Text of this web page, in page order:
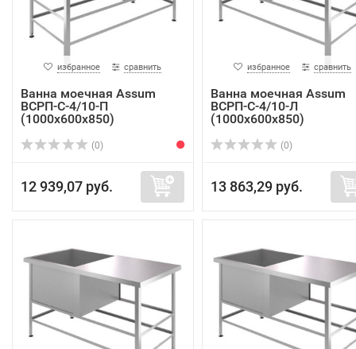
избранное сравнить
Ванна моечная Assum
ВСРП-С-4/10-П
(1000х600х850)
(0)
12 939,07 руб.
избранное сравнить
Ванна моечная Assum
ВСРП-С-4/10-Л
(1000х600х850)
(0)
13 863,29 руб.